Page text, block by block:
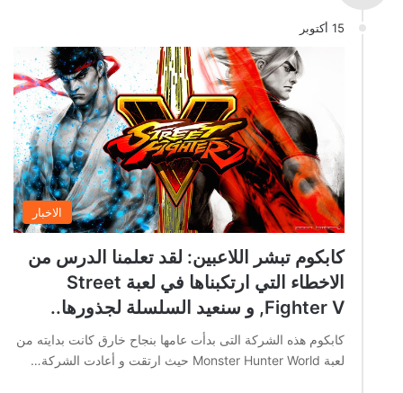
15 أكتوبر
الاخبار
كابكوم تبشر اللاعبين: لقد تعلمنا الدرس من
الاخطاء التي ارتكبناها في لعبة Street
Fighter V, و سنعيد السلسلة لجذورها..
كابكوم هذه الشركة التى بدأت عامها بنجاح خارق كانت بدايته من
لعبة Monster Hunter World حيث ارتقت و أعادت الشركة…